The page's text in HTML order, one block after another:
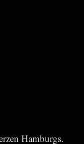
Hamburgs.